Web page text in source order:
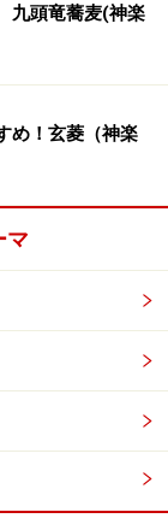
粉をのばした
ねとなった生
とき、生地は
ましい（つま
である）
ね、これで８
りに90度回転
い
センチしかない
を畳むことがで
九頭竜蕎麦(神楽
め！玄菱（神楽
マ